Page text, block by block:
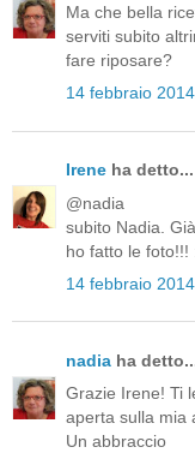
Ma che bella
serviti subito
fare riposare?
14 febbraio
Irene ha detto...
@nadia
subito Nadia.
ho fatto le foto!!!
14 febbraio
nadia ha
Grazie Irene! Ti
aperta sulla mia
Un abbraccio